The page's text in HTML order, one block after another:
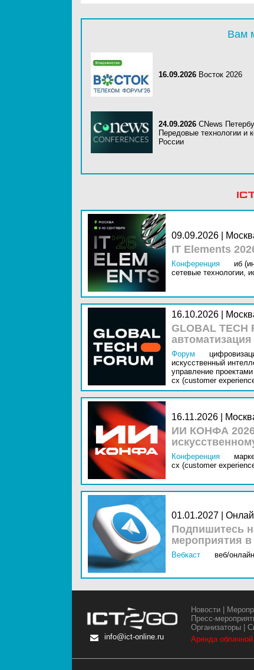
Вам
16.09.2026 Восток 2026
24.09.2026 CNews
Передовые технологии и
России
09.09.2026 |
IT Elements
Конференция иб
сетевые технологии,
16.10.2026 |
GLOBAL
Форум
искусственный
управление
cx (customer
16.11.2026 |
ИИ КОНФА 2026
Конференция
cx (customer
01.01.2027 |
Подпишитесь
мероприятия
Вебкаст
веб/онлайн
info@ict-online.ru
Новости
Пресс-
Организаторы |
Аренда